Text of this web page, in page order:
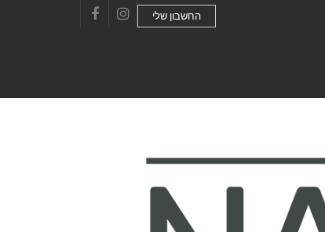
Instagram
החשבון שלי